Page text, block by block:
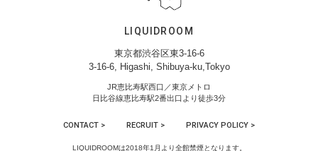
LIQUIDROOM
東京都渋谷区東3-16-6
3-16-6, Higashi, Shibuya-ku,Tokyo
JR恵比寿駅西口／東京メトロ
日比谷線恵比寿駅2番出口より徒歩3分
CONTACT > RECRUIT > PRIVACY POLICY >
LIQUIDROOMは2018年1月より全館禁煙となります。